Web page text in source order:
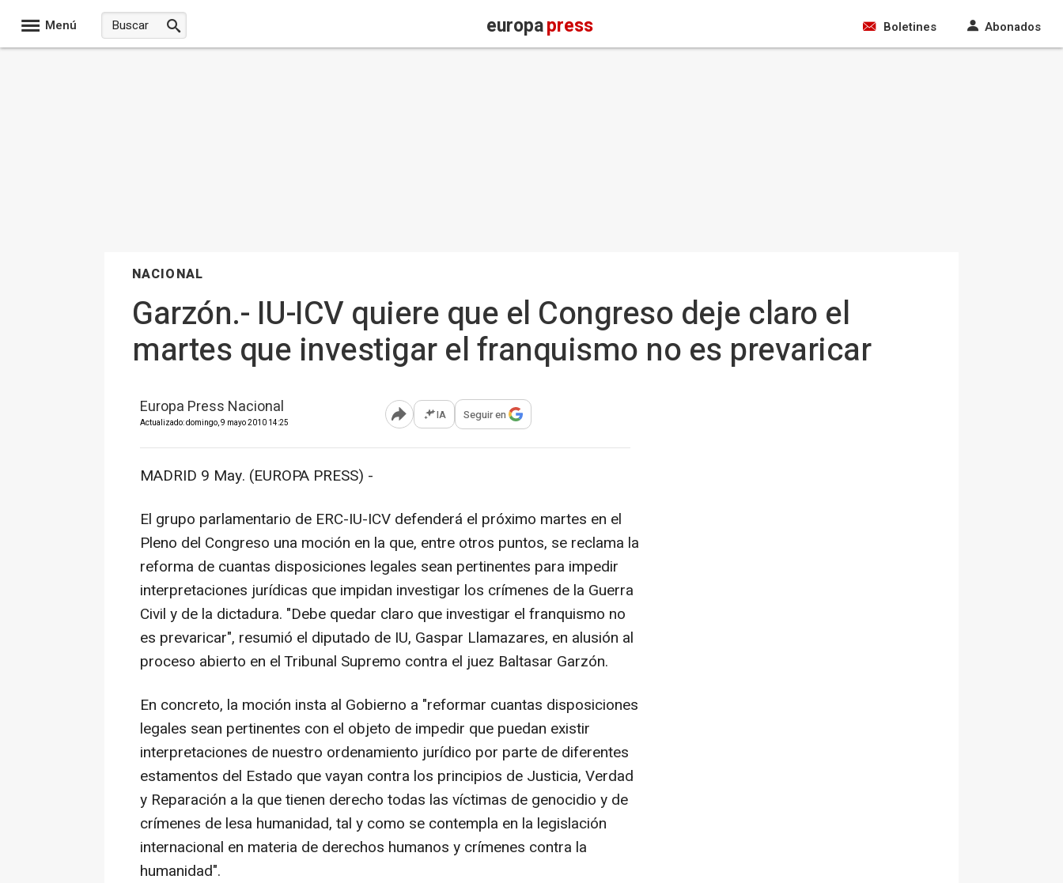
Menú europapress Boletines Abonados
NACIONAL
Garzón.- IU-ICV quiere que el Congreso deje claro el
martes que investigar el franquismo no es prevaricar
Europa Press Nacional
Actualizado: domingo, 9 mayo 2010 14:25 Abrir opciones para compartir
IA Seguir en
MADRID 9 May. (EUROPA PRESS) -
El grupo parlamentario de ERC-IU-ICV defenderá el próximo martes en el
Pleno del Congreso una moción en la que, entre otros puntos, se reclama la
reforma de cuantas disposiciones legales sean pertinentes para impedir
interpretaciones jurídicas que impidan investigar los crímenes de la Guerra
Civil y de la dictadura. "Debe quedar claro que investigar el franquismo no
es prevaricar", resumió el diputado de IU, Gaspar Llamazares, en alusión al
proceso abierto en el Tribunal Supremo contra el juez Baltasar Garzón.
En concreto, la moción insta al Gobierno a "reformar cuantas disposiciones
legales sean pertinentes con el objeto de impedir que puedan existir
interpretaciones de nuestro ordenamiento jurídico por parte de diferentes
estamentos del Estado que vayan contra los principios de Justicia, Verdad
y Reparación a la que tienen derecho todas las víctimas de genocidio y de
crímenes de lesa humanidad, tal y como se contempla en la legislación
internacional en materia de derechos humanos y crímenes contra la
humanidad".